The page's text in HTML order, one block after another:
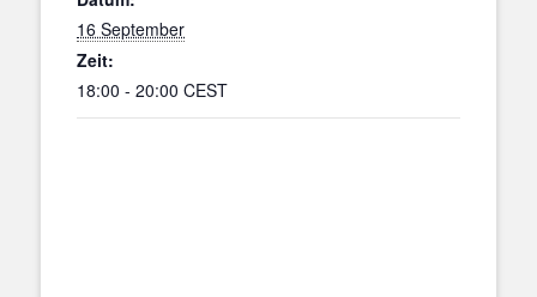
16 September
Zeit:
18:00 - 20:00 CEST